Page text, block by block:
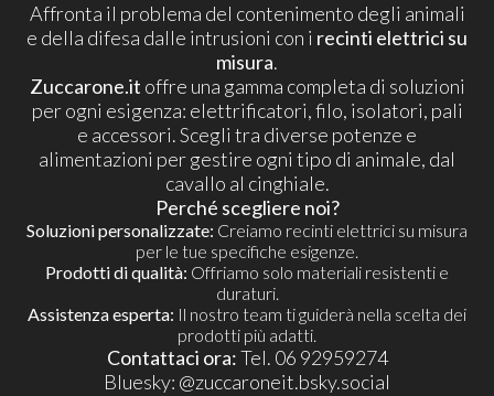
Affronta il problema del contenimento degli animali
e della difesa dalle intrusioni con i recinti elettrici su
misura.
Zuccarone.it offre una gamma completa di soluzioni
per ogni esigenza: elettrificatori, filo, isolatori, pali
e accessori. Scegli tra diverse potenze e
alimentazioni per gestire ogni tipo di animale, dal
cavallo al cinghiale.
Perché scegliere noi?
Soluzioni personalizzate: Creiamo recinti elettrici su misura
per le tue specifiche esigenze.
Prodotti di qualità: Offriamo solo materiali resistenti e
duraturi.
Assistenza esperta: Il nostro team ti guiderà nella scelta dei
prodotti più adatti.
Contattaci ora:Tel. 06 92959274
​Bluesky: @zuccaroneit.bsky.social